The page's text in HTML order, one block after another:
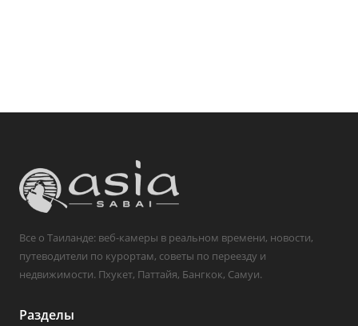
Все о Таиланде: веб-камеры в реальном времени, новости,
путеводители по курортам, советы по переезду и
недвижимости. Пхукет, Паттайя, Бангкок, Самуи.
Разделы